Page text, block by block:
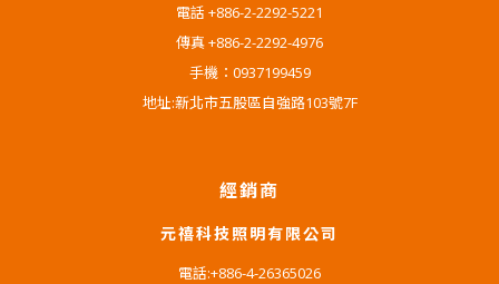
電話 +886-2-2292-5221
傳真 +886-2-2292-4976
手機：0937199459
地址:新北市五股區自強路103號7F
經銷商
元禧科技照明有限公司
電話:+886-4-26365026